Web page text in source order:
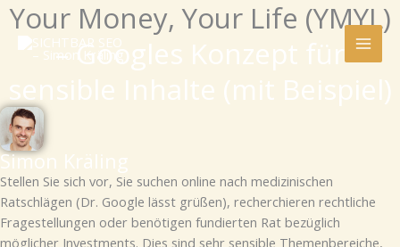
Zum
Inhalt
springen
Your Money, Your Life (YMYL)
– Googles Konzept für
sensible Inhalte (mit Beispiel)
Simon Kräling
Stellen Sie sich vor, Sie suchen online nach medizinischen
Ratschlägen (Dr. Google lässt grüßen), recherchieren rechtliche
Fragestellungen oder benötigen fundierten Rat bezüglich
möglicher Investments. Dies sind sehr sensible Themenbereiche,